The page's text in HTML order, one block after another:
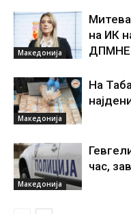
Македонија
на ИК
ДПМНЕ
Македонија
На
Македонија
час,